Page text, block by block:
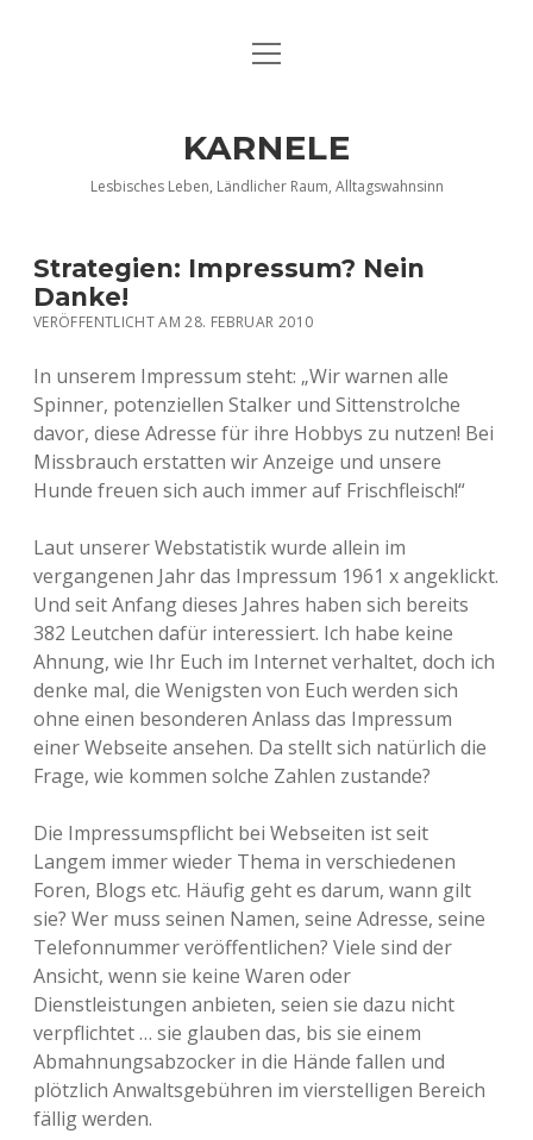
DATENSCHUTZERKLÄRUNG
Menü
KARNELE
Lesbisches Leben, Ländlicher Raum, Alltagswahnsinn
Strategien: Impressum? Nein
Danke!
VERÖFFENTLICHT AM 28. FEBRUAR 2010
In unserem Impressum steht: „Wir warnen alle
Spinner, potenziellen Stalker und Sittenstrolche
davor, diese Adresse für ihre Hobbys zu nutzen! Bei
Missbrauch erstatten wir Anzeige und unsere
Hunde freuen sich auch immer auf Frischfleisch!“
Laut unserer Webstatistik wurde allein im
vergangenen Jahr das Impressum 1961 x angeklickt.
Und seit Anfang dieses Jahres haben sich bereits
382 Leutchen dafür interessiert. Ich habe keine
Ahnung, wie Ihr Euch im Internet verhaltet, doch ich
denke mal, die Wenigsten von Euch werden sich
ohne einen besonderen Anlass das Impressum
einer Webseite ansehen. Da stellt sich natürlich die
Frage, wie kommen solche Zahlen zustande?
Die Impressumspflicht bei Webseiten ist seit
Langem immer wieder Thema in verschiedenen
Foren, Blogs etc. Häufig geht es darum, wann gilt
sie? Wer muss seinen Namen, seine Adresse, seine
Telefonnummer veröffentlichen? Viele sind der
Ansicht, wenn sie keine Waren oder
Dienstleistungen anbieten, seien sie dazu nicht
verpflichtet … sie glauben das, bis sie einem
Abmahnungsabzocker in die Hände fallen und
plötzlich Anwaltsgebühren im vierstelligen Bereich
fällig werden.